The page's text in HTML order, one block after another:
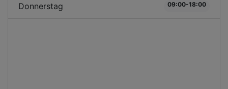
Donnerstag 09:00-18:00